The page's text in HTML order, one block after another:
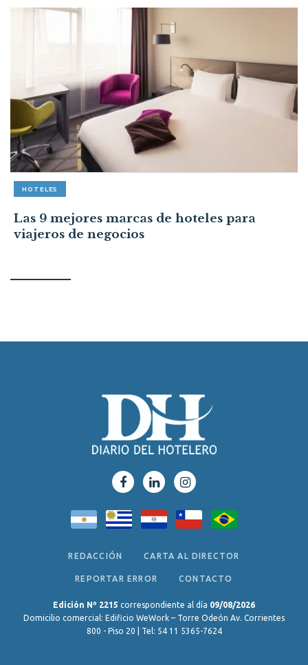
HOTELES
Las 9 mejores marcas de hoteles para
viajeros de negocios
REDACCIÓN CARTA AL DIRECTOR
REPORTAR ERROR CONTACTO
Edición Nº 2215 correspondiente al día 09/08/2026
Domicilio comercial: Edificio WeWork – Torre Odeón Av. Corrientes
800 - Piso 20 | Tel: 54 11 5365-7624